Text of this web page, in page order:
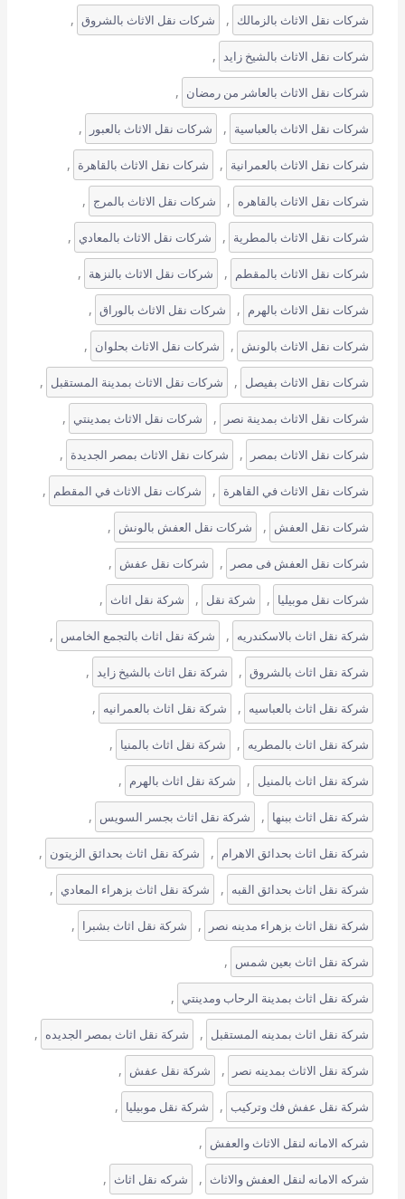
شركات نقل الاثاث بالزمالك , شركات نقل الاثاث بالشروق ,
شركات نقل الاثاث بالشيخ زايد ,
شركات نقل الاثاث بالعاشر من رمضان ,
شركات نقل الاثاث بالعباسية , شركات نقل الاثاث بالعبور ,
شركات نقل الاثاث بالعمرانية , شركات نقل الاثاث بالقاهرة ,
شركات نقل الاثاث بالقاهره , شركات نقل الاثاث بالمرج ,
شركات نقل الاثاث بالمطرية , شركات نقل الاثاث بالمعادي ,
شركات نقل الاثاث بالمقطم , شركات نقل الاثاث بالنزهة ,
شركات نقل الاثاث بالهرم , شركات نقل الاثاث بالوراق ,
شركات نقل الاثاث بالونش , شركات نقل الاثاث بحلوان ,
شركات نقل الاثاث بفيصل , شركات نقل الاثاث بمدينة المستقبل ,
شركات نقل الاثاث بمدينة نصر , شركات نقل الاثاث بمدينتي ,
شركات نقل الاثاث بمصر , شركات نقل الاثاث بمصر الجديدة ,
شركات نقل الاثاث في القاهرة , شركات نقل الاثاث في المقطم ,
شركات نقل العفش , شركات نقل العفش بالونش ,
شركات نقل العفش فى مصر , شركات نقل عفش ,
شركات نقل موبيليا , شركة نقل , شركة نقل اثاث ,
شركة نقل اثاث بالاسكندريه , شركة نقل اثاث بالتجمع الخامس ,
شركة نقل اثاث بالشروق , شركة نقل اثاث بالشيخ زايد ,
شركة نقل اثاث بالعباسيه , شركة نقل اثاث بالعمرانيه ,
شركة نقل اثاث بالمطريه , شركة نقل اثاث بالمنيا ,
شركة نقل اثاث بالمنيل , شركة نقل اثاث بالهرم ,
شركة نقل اثاث ببنها , شركة نقل اثاث بجسر السويس ,
شركة نقل اثاث بحدائق الاهرام , شركة نقل اثاث بحدائق الزيتون ,
شركة نقل اثاث بحدائق القبه , شركة نقل اثاث بزهراء المعادي ,
شركة نقل اثاث بزهراء مدينه نصر , شركة نقل اثاث بشبرا ,
شركة نقل اثاث بعين شمس ,
شركة نقل اثاث بمدينة الرحاب ومدينتي ,
شركة نقل اثاث بمدينه المستقبل , شركة نقل اثاث بمصر الجديده ,
شركة نقل الاثاث بمدينه نصر , شركة نقل عفش ,
شركة نقل عفش فك وتركيب , شركة نقل موبيليا ,
شركه الامانه لنقل الاثاث والعفش ,
شركه الامانه لنقل العفش والاثاث , شركه نقل اثاث ,